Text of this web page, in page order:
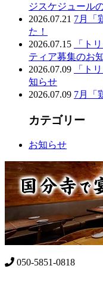
ジスケジュール
2026.07.21 7月「
た！
2026.07.15
「ト
ティア募集のお
2026.07.09
「ト
知らせ
2026.07.09 7月「
カテゴリー
お知らせ
050-5851-0818